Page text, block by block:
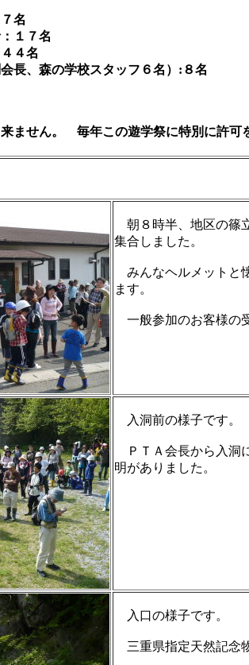
名
名
名
の学校スタッフ６名）:８名
ません。 毎年この遊学祭に特別に許可
朝８時半、地区の篠
集合しました。
みんなヘルメットと
ます。
一般参加のお客様の
入洞前の様子です。
ＰＴＡ会長から入洞
明がありました。
入口の様子です。
三重県指定天然記念